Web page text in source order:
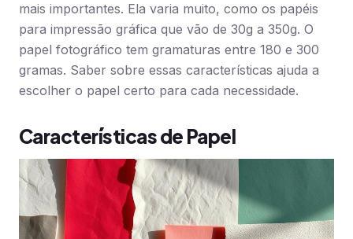
mais importantes. Ela varia muito, como os papéis
para impressão gráfica que vão de 30g a 350g. O
papel fotográfico tem gramaturas entre 180 e 300
gramas. Saber sobre essas características ajuda a
escolher o papel certo para cada necessidade.
Características de Papel